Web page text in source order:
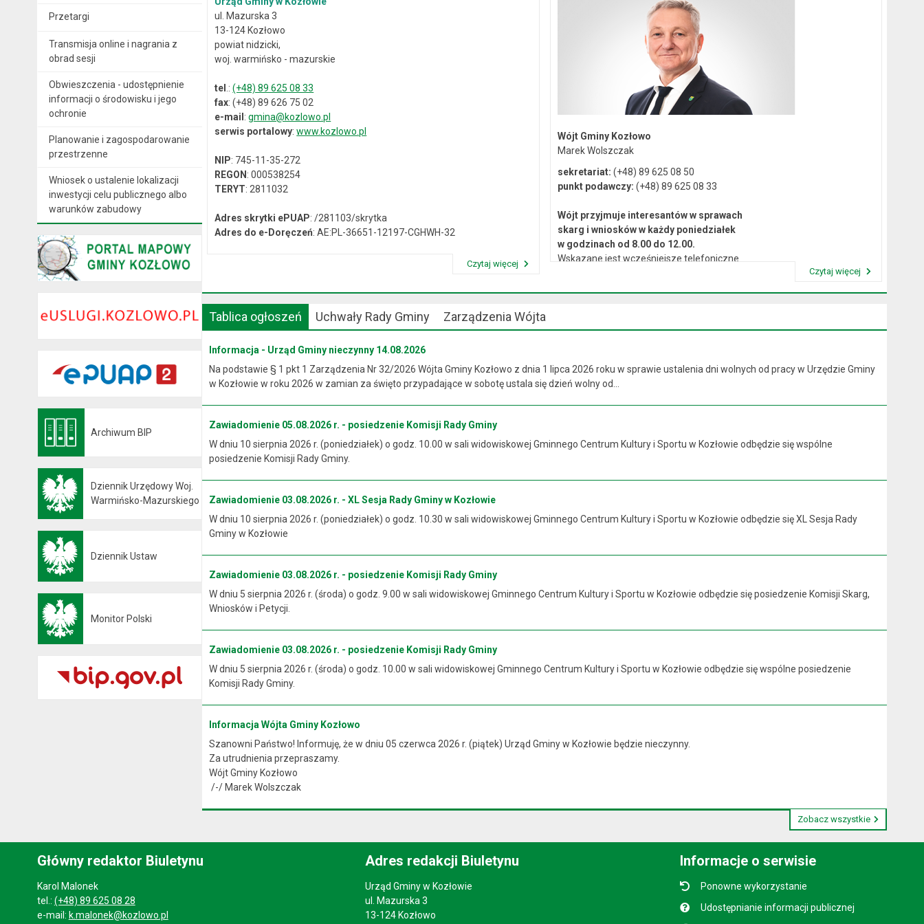
Przetargi
Transmisja online i nagrania z
obrad sesji
Obwieszczenia - udostępnienie
informacji o środowisku i jego
ochronie
Planowanie i zagospodarowanie
przestrzenne
Wniosek o ustalenie lokalizacji
inwestycji celu publicznego albo
warunków zabudowy
Archiwum BIP
Dziennik Urzędowy Woj.
Warmińsko-Mazurskiego
Dziennik Ustaw
Monitor Polski
ul. Mazurska 3
13-124 Kozłowo
powiat nidzicki,
woj. warmińsko - mazurskie
tel .:(+48) 89 625 08 33
fax: (+48) 89 626 75 02
e-mail :gmina@kozlowo.pl
serwis portalowy:www.kozlowo.pl
NIP: 745-11-35-272
REGON : 000538254
TERYT: 2811032
Adres skrytki ePUAP: /281103/skrytka
Adres do e-Doręczeń: AE:PL-36651-12197-CGHWH-32
Czytaj więcej
Wójt Gminy Kozłowo
Marek Wolszczak
sekretariat: (+48) 89 625 08 50
punkt podawczy: (+48) 89 625 08 33
Wójt przyjmuje interesantów w sprawach
skarg i wniosków w każdy poniedziałek
w godzinach od 8.00 do 12.00.
Wskazane jest wcześniejsze telefoniczne
Czytaj więcej
Tablica ogłoszeń Uchwały Rady Gminy Zarządzenia Wójta
Informacja - Urząd Gminy nieczynny 14.08.2026
Na podstawie § 1 pkt 1 Zarządzenia Nr 32/2026 Wójta Gminy Kozłowo z dnia 1 lipca 2026 roku w sprawie ustalenia dni wolnych od pracy w Urzędzie Gminy
w Kozłowie w roku 2026 w zamian za święto przypadające w sobotę ustala się dzień wolny od...
Zawiadomienie 05.08.2026 r. - posiedzenie Komisji Rady Gminy
W dniu 10 sierpnia 2026 r. (poniedziałek) o godz. 10.00 w sali widowiskowej Gminnego Centrum Kultury i Sportu w Kozłowie odbędzie się wspólne
posiedzenie Komisji Rady Gminy.
Zawiadomienie 03.08.2026 r. - XL Sesja Rady Gminy w Kozłowie
W dniu 10 sierpnia 2026 r. (poniedziałek) o godz. 10.30 w sali widowiskowej Gminnego Centrum Kultury i Sportu w Kozłowie odbędzie się XL Sesja Rady
Gminy w Kozłowie
Zawiadomienie 03.08.2026 r. - posiedzenie Komisji Rady Gminy
W dniu 5 sierpnia 2026 r. (środa) o godz. 9.00 w sali widowiskowej Gminnego Centrum Kultury i Sportu w Kozłowie odbędzie się posiedzenie Komisji Skarg,
Wniosków i Petycji.
Zawiadomienie 03.08.2026 r. - posiedzenie Komisji Rady Gminy
W dniu 5 sierpnia 2026 r. (środa) o godz. 10.00 w sali widowiskowej Gminnego Centrum Kultury i Sportu w Kozłowie odbędzie się wspólne posiedzenie
Komisji Rady Gminy.
Informacja Wójta Gminy Kozłowo
Szanowni Państwo! Informuję, że w dniu 05 czerwca 2026 r. (piątek) Urząd Gminy w Kozłowie będzie nieczynny.
Za utrudnienia przepraszamy.
Wójt Gminy Kozłowo
/-/ Marek Wolszczak
Zobacz wszystkie
Główny redaktor Biuletynu
Karol Malonek
tel.: (+48) 89 625 08 28
e-mail: k.malonek@kozlowo.pl
Adres redakcji Biuletynu
Urząd Gminy w Kozłowie
ul. Mazurska 3
13-124 Kozłowo
Informacje o serwisie
Ponowne wykorzystanie
Udostępnianie informacji publicznej